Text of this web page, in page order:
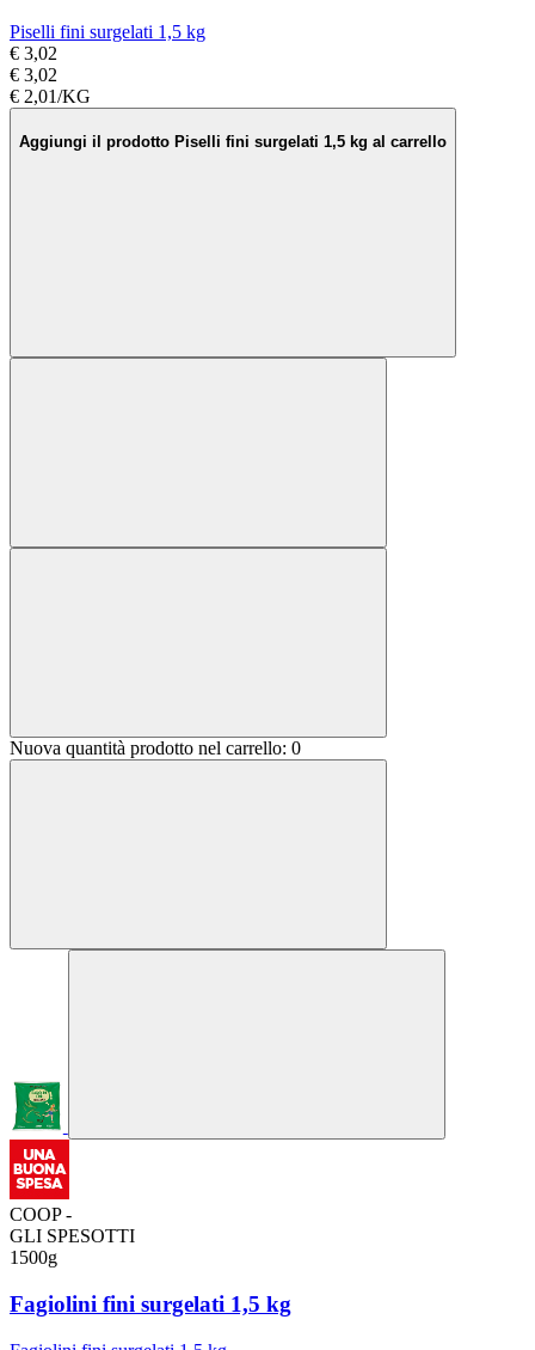
Piselli fini surgelati 1,5 kg
€ 3,02
€ 3,02
€ 2,01/KG
Aggiungi il prodotto Piselli fini surgelati 1,5 kg al carrello
Nuova quantità prodotto nel carrello: 0
COOP -
GLI SPESOTTI
1500g
Fagiolini fini surgelati 1,5 kg